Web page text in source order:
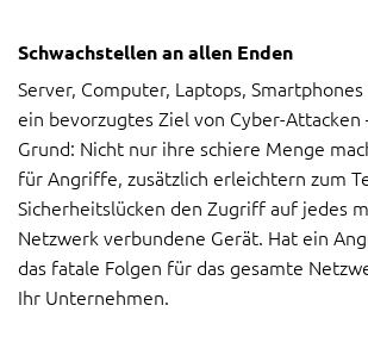
Schwachstellen an allen Enden
Server, Computer, Laptops,
ein bevorzugtes Ziel von Cyber-Attacken
Grund: Nicht nur ihre schiere Menge
für Angriffe, zusätzlich erleichtern zum
Sicherheitslücken den Zugriff auf jedes
Netzwerk verbundene Gerät. Hat ein
das fatale Folgen für das gesamte
Ihr Unternehmen.